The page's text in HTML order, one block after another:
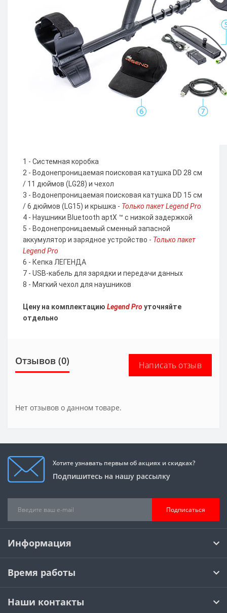
1 - Системная коробка
2 - Водонепроницаемая поисковая катушка DD 28 см
/ 11 дюймов (LG28) и чехол
3 - Водонепроницаемая поисковая катушка DD 15 см
/ 6 дюймов (LG15) и крышка - Только пакет Legend Pro
4 - Наушники Bluetooth aptX ™ с низкой задержкой
5 - Водонепроницаемый сменный запасной
аккумулятор и зарядное устройство - Только пакет
Legend Pro
6 - Кепка ЛЕГЕНДА
7 - USB-кабель для зарядки и передачи данных
8 - Мягкий чехол для наушников
Цену на комплектацию Legend Proуточняйте
отдельно
Отзывов (0) Написать отзыв
Нет отзывов о данном товаре.
Хотите узнавать первым об акциях и скидках?
Подпишитесь на нашу рассылку
Подписаться
Информация
Время работы
Наши контакты